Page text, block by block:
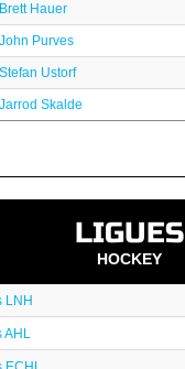
Brett Hauer
John Purves
Stefan Ustorf
Jarrod Skalde
LIGUES
HOCKEY
LNH
AHL